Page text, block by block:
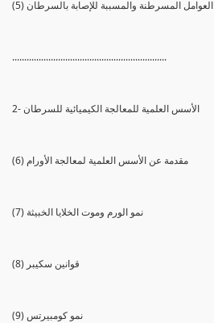
(5) العوامل المسرطنة والمسببة للإصابة بالسرطان
................................................................
2- الأسس العلمية للمعالجة الكيميائية للسرطان
(6) مقدمة عن الأسس العلمية لمعالجة الأورام
(7) نمو الورم وموت الخلايا الخبيثة
(8) قوانين سكيبر
(9) نمو كومبيرتس